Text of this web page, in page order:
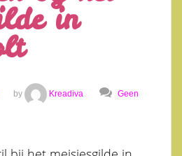
in
by Kreadiva Geen